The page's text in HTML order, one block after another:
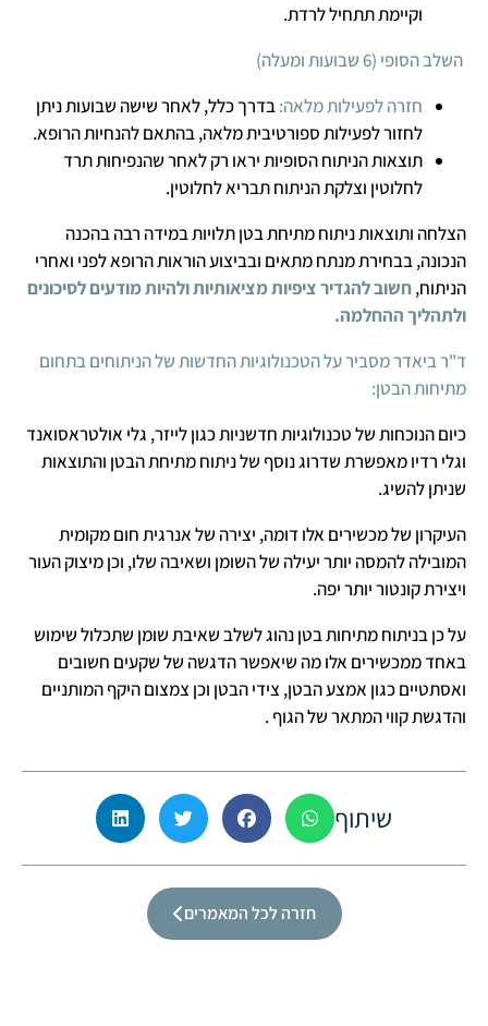
וקיימת תתחיל לרדת.
השלב הסופי (6 שבועות ומעלה)
חזרה לפעילות מלאה:בדרך כלל, לאחר שישה שבועות ניתן
לחזור לפעילות ספורטיבית מלאה, בהתאם להנחיות הרופא.
תוצאות הניתוח הסופיות יראו רק לאחר שהנפיחות תרד
לחלוטין וצלקת הניתוח תבריא לחלוטין.
הצלחה ותוצאות ניתוח מתיחת בטן תלויות במידה רבה בהכנה
הנכונה, בבחירת מנתח מתאים ובביצוע הוראות הרופא לפני ואחרי
הניתוח,חשוב להגדיר ציפיות מציאותיות ולהיות מודעים לסיכונים
ולתהליך ההחלמה.
ד"ר ביאדר מסביר על הטכנולוגיות החדשות של הניתוחים בתחום
מתיחות הבטן:
כיום הנוכחות של טכנולוגיות חדשניות כגון לייזר, גלי אולטראסואנד
וגלי רדיו מאפשרת שדרוג נוסף של ניתוח מתיחת הבטן והתוצאות
שניתן להשיג.
העיקרון של מכשירים אלו דומה, יצירה של אנרגית חום מקומית
המובילה להמסה יותר יעילה של השומן ושאיבה שלו, וכן מיצוק העור
ויצירת קונטור יותר יפה.
על כן בניתוח מתיחות בטן נהוג לשלב שאיבת שומן שתכלול שימוש
באחד ממכשירים אלו מה שיאפשר הדגשה של שקעים חשובים
ואסתטיים כגון אמצע הבטן, צידי הבטן וכן צמצום היקף המותניים
והדגשת קווי המתאר של הגוף .
שיתוף
חזרה לכל המאמרים